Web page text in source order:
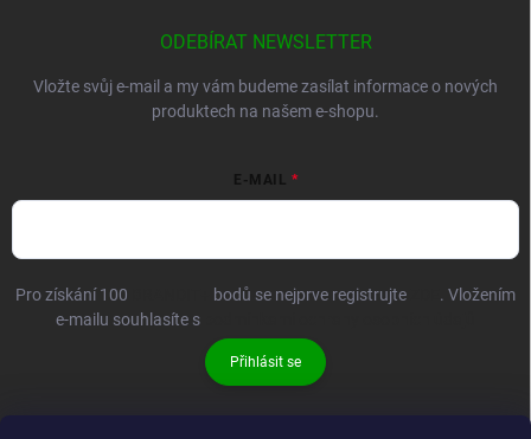
ODEBÍRAT NEWSLETTER
Vložte svůj e-mail a my vám budeme zasílat informace o nových
produktech na našem e-shopu.
E-MAIL
Pro získání 100 bodů se nejprve registrujte
. Vložením
e-mailu souhlasíte s
Přihlásit se